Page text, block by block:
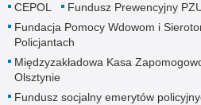
CEPOL
Fundusz Prewencyjny
Fundacja Pomocy Wdowom i
Policjantach
Międzyzakładowa Kasa
Olsztynie
Fundusz socjalny emerytów